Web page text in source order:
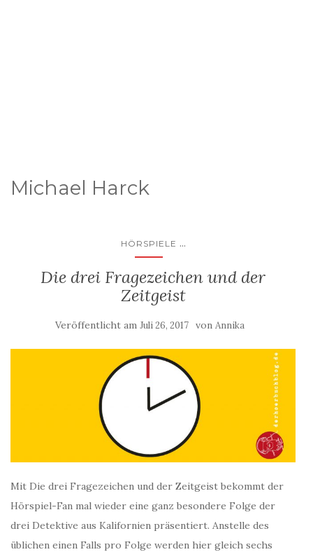
Michael Harck
HÖRSPIELE ...
Die drei Fragezeichen und der
Zeitgeist
Veröffentlicht am Juli 26, 2017 von Annika
Mit Die drei Fragezeichen und der Zeitgeist bekommt der
Hörspiel-Fan mal wieder eine ganz besondere Folge der
drei Detektive aus Kalifornien präsentiert. Anstelle des
üblichen einen Falls pro Folge werden hier gleich sechs